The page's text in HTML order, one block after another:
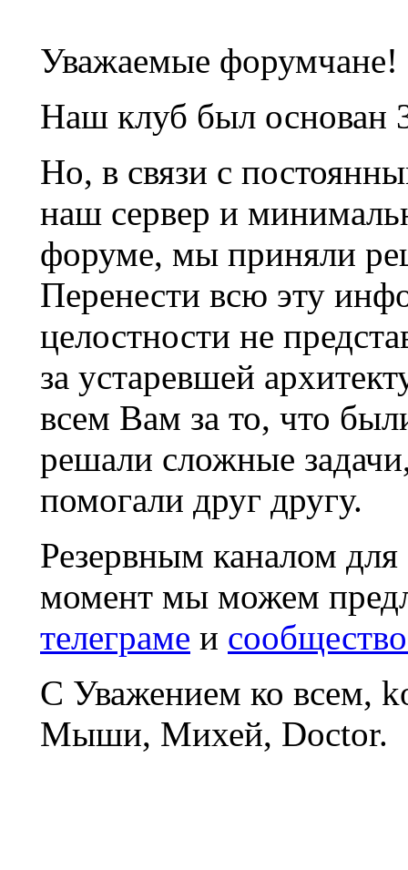
Уважаемые форумчане!
Наш клуб был основан
Но, в связи с
наш сервер и
форуме, мы приняли
Перенести всю эту
целостности не
за устаревшей
всем Вам за то, что
решали сложные
помогали друг другу.
Резервным каналом
момент мы можем
телеграме и
С Уважением ко всем,
Мыши, Михей, Doctor.